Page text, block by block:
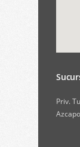
Priv.